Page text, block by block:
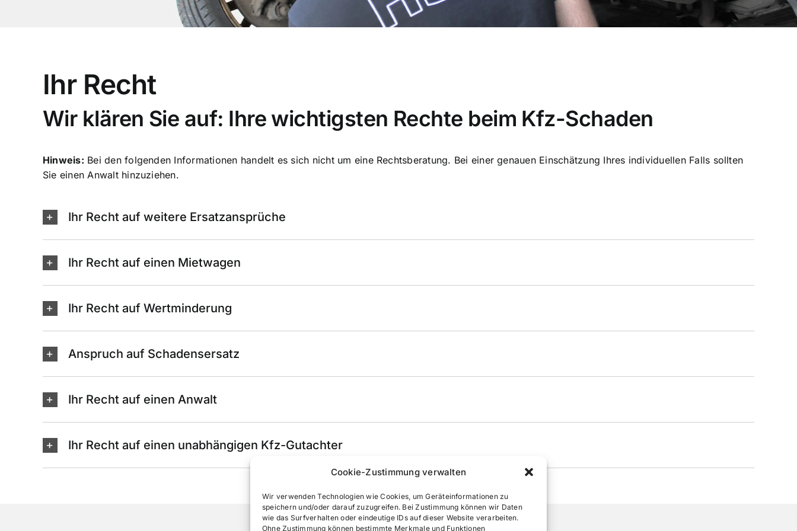
Cookie-Zustimmung verwalten
Wir verwenden Technologien wie Cookies, um Geräteinformationen zu
speichern und/oder darauf zuzugreifen. Bei Zustimmung können wir Daten
wie das Surfverhalten oder eindeutige IDs auf dieser Website verarbeiten.
Ohne Zustimmung können bestimmte Merkmale und Funktionen
Ihr Recht
Wir klären Sie auf: Ihre wichtigsten Rechte beim Kfz-Schaden
Hinweis: Bei den folgenden Informationen handelt es sich nicht um eine Rechtsberatung. Bei einer genauen Einschätzung Ihres individuellen Falls sollten
Sie einen Anwalt hinzuziehen.
Ihr Recht auf weitere Ersatzansprüche
Ihr Recht auf einen Mietwagen
Ihr Recht auf Wertminderung
Anspruch auf Schadensersatz
Ihr Recht auf einen Anwalt
Ihr Recht auf einen unabhängigen Kfz-Gutachter